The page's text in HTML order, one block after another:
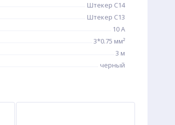
Штекер C14
Штекер C13
10 A
3*0.75 мм²
3 м
черный